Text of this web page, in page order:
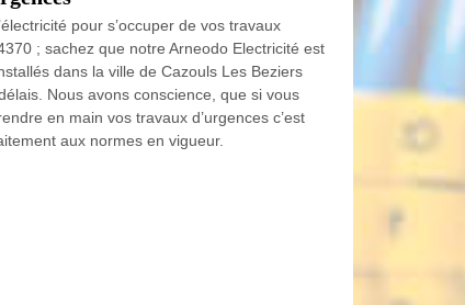
pour s’occuper de vos travaux
; sachez que notre Arneodo Electricité est
dans la ville de Cazouls Les Beziers
Nous avons conscience, que si vous
en main vos travaux d’urgences c’est
aux normes en vigueur.